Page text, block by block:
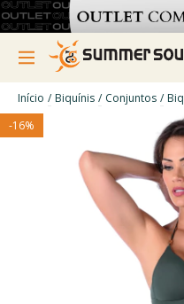
Início / Biquínis / Conjuntos /
-16%